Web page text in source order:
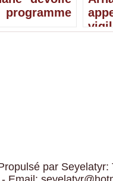
par Seyelatyr: